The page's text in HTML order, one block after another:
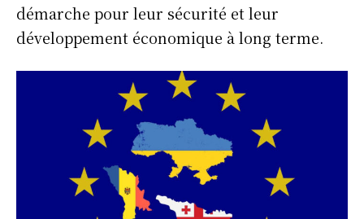
démarche pour leur sécurité et leur
développement économique à long terme.